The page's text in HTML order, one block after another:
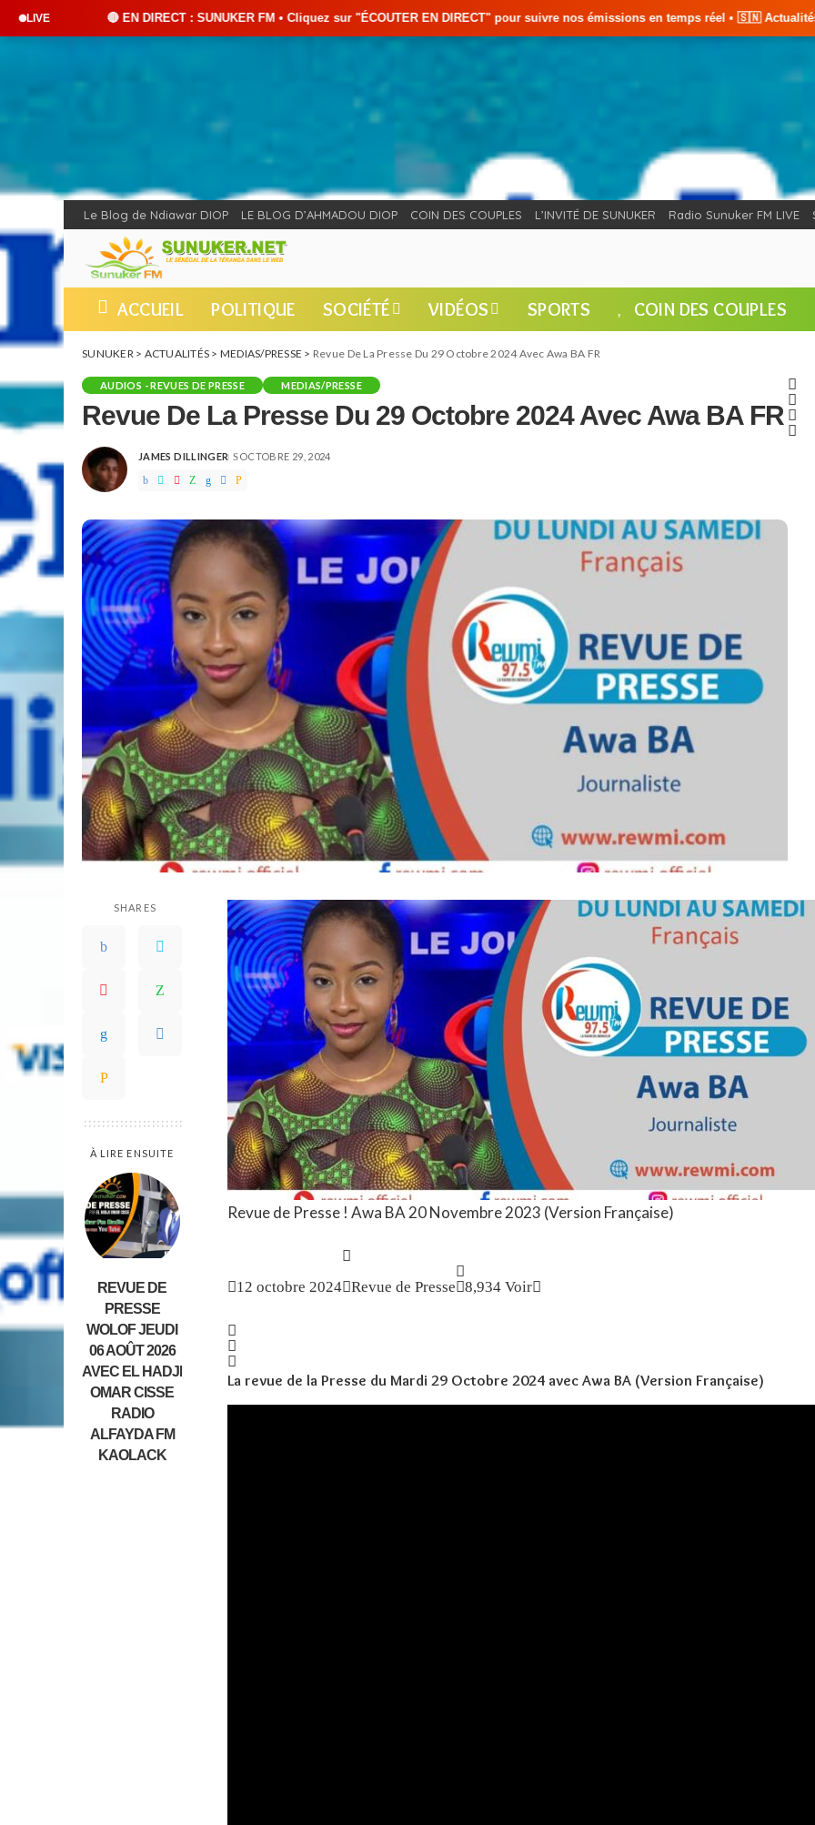
LIVE
DIRECT : SUNUKER FM • Cliquez sur "ÉCOUTER EN DIRECT" pour suivre nos émissions en temps réel • 🇸🇳 Actualités du Sénégal • 🌍
Le Blog de Ndiawar DIOP LE BLOG D’AHMADOU DIOP COIN DES COUPLES L’INVITÉ DE SUNUKER Radio Sunuker FM LIVE
ACCUEIL POLITIQUE SOCIÉTÉ VIDÉOS SPORTS COIN DES COUPLES
SUNUKER> ACTUALITÉS > MEDIAS/PRESSE > Revue De La Presse Du 29 Octobre 2024 Avec Awa BA FR
AUDIOS - REVUES DE PRESSE MEDIAS/PRESSE
Revue De La Presse Du 29 Octobre 2024 Avec Awa BA FR
POSTED
BY
JAMES DILLINGER OCTOBRE 29, 2024
SHARES
À LIRE ENSUITE
REVUE DE
PRESSE
WOLOF JEUDI
06 AOÛT 2026
AVEC EL HADJI
OMAR CISSE
RADIO
ALFAYDA FM
KAOLACK
Revue de Presse ! Awa BA 20 Novembre 2023 (Version Française)
12 octobre 2024 Revue de Presse 8,934 Voir
La revue de la Presse du Mardi 29 Octobre 2024 avec Awa BA (Version Française)